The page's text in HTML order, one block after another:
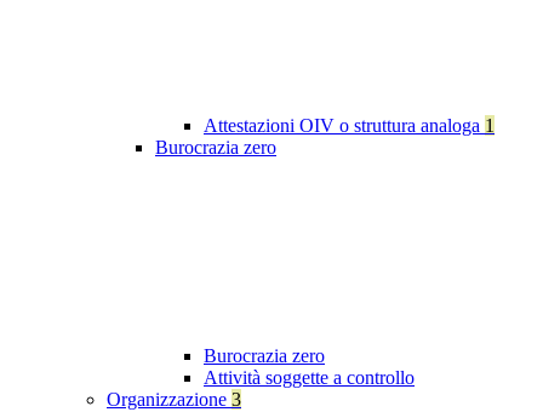
Attestazioni OIV o struttura analoga 1
Burocrazia zero
Burocrazia zero
Attività soggette a controllo
Organizzazione 3